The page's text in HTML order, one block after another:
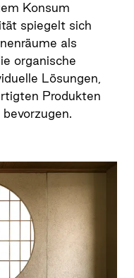
Konsum
spiegelt sich
als
organische
Lösungen,
Produkten